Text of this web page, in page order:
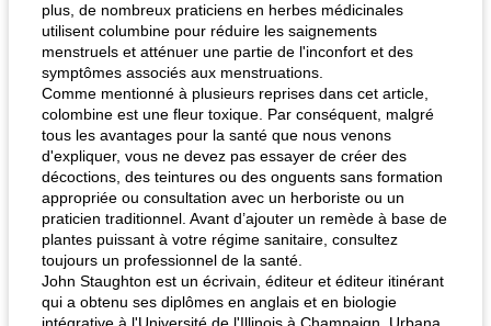
plus, de nombreux praticiens en herbes médicinales
utilisent columbine pour réduire les saignements
menstruels et atténuer une partie de l'inconfort et des
symptômes associés aux menstruations.
Comme mentionné à plusieurs reprises dans cet article,
colombine est une fleur toxique. Par conséquent, malgré
tous les avantages pour la santé que nous venons
d'expliquer, vous ne devez pas essayer de créer des
décoctions, des teintures ou des onguents sans formation
appropriée ou consultation avec un herboriste ou un
praticien traditionnel. Avant d’ajouter un remède à base de
plantes puissant à votre régime sanitaire, consultez
toujours un professionnel de la santé.
John Staughton est un écrivain, éditeur et éditeur itinérant
qui a obtenu ses diplômes en anglais et en biologie